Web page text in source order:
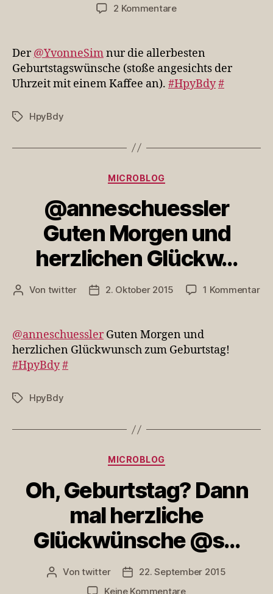
2 Kommentarezu
nur
die
allerbesten
Geburtstagswüns…
Der@YvonneSimnur die allerbesten
Geburtstagswünsche (stoße angesichts der
Uhrzeit mit einem Kaffee an). #HpyBdy#
Schlagwörter
HpyBdy
Kategorien
MICROBLOG
@anneschuessler
Guten Morgen und
herzlichen Glückw…
Beitragsautor
Von twitter Veröffentlichungsdatum
2. Oktober 2015 1 Kommentarzu
@anneschuessler Guten Morgen und
herzlichen Glückwunsch zum Geburtstag!
#HpyBdy#
Schlagwörter
HpyBdy
Kategorien
MICROBLOG
Oh, Geburtstag? Dann
mal herzliche
Glückwünsche @s…
Beitragsautor
Vontwitter Veröffentlichungsdatum
22. September 2015
Keine Kommentarezu